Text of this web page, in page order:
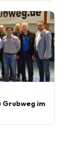
Grubweg im